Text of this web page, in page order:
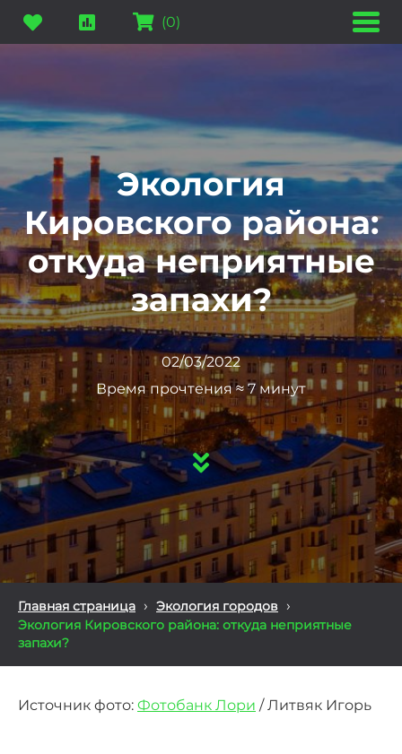
(0)
Экология
Кировского района:
откуда неприятные
запахи?
02/03/2022
Время прочтения ≈ 7 минут
Главная страница › Экология городов ›
Экология Кировского района: откуда неприятные
запахи?
Источник фото: Фотобанк Лори / Литвяк Игорь